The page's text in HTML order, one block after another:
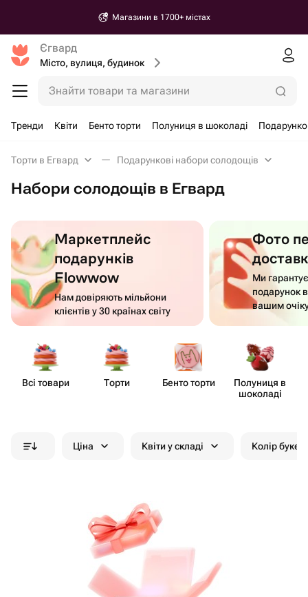
Магазини в 1700+ містах
Єгвард
Місто, вулиця, будинок
Знайти товари та магазини
Тренди Квіти Бенто торти Полуниця в шоколаді
Торти в Егвард Подарункові набори солодощів
Набори солодощів в Егвард
Маркетплейс
подарунків
Flowwow
Нам довіряють мільйони
клієнтів у 30 країнах світу
Фото
Ми
подарунок
вашим
Всі товари Торти Бенто торти
Полуниця в
шоколаді
Ціна Квіти у складі Колір